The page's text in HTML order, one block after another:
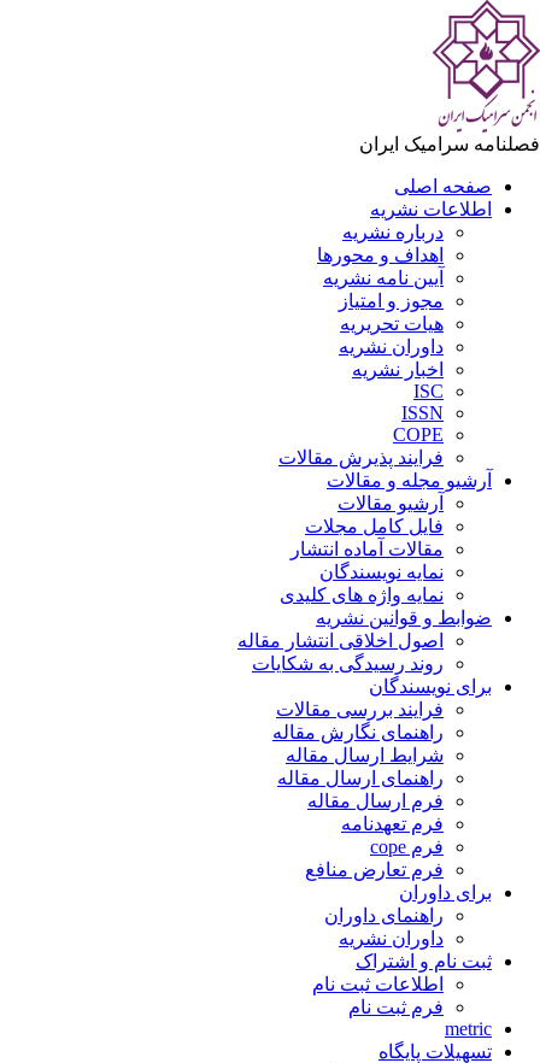
سرامیک ایران
صفحه اصلی
اطلاعات نشریه
درباره نشریه
اهداف و محورها
آیین نامه نشریه
مجوز و امتیاز
هیات تحریریه
داوران نشریه
اخبار نشریه
ISC
ISSN
COPE
فرایند پذیرش مقالات
آرشیو مجله و مقالات
آرشیو مقالات
فایل کامل مجلات
مقالات آماده انتشار
نمایه نویسندگان
نمایه واژه های کلیدی
ضوابط و قوانین نشریه
اصول اخلاقی انتشار مقاله
روند رسیدگی به شکایات
برای نویسندگان
فرایند بررسی مقالات
راهنمای نگارش مقاله
شرایط ارسال مقاله
راهنمای ارسال مقاله
فرم ارسال مقاله
فرم تعهدنامه
فرم cope
فرم تعارض منافع
برای داوران
راهنمای داوران
داوران نشریه
ثبت نام و اشتراک
اطلاعات ثبت نام
فرم ثبت نام
metric
تسهیلات پایگاه